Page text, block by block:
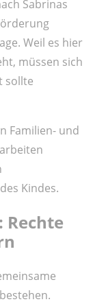
Sabrinas
Weil es hier
müssen sich
sollte
Familien- und
Kindes.
Rechte